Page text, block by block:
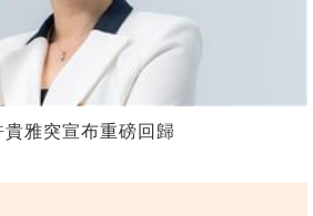
雅突宣布重磅回歸